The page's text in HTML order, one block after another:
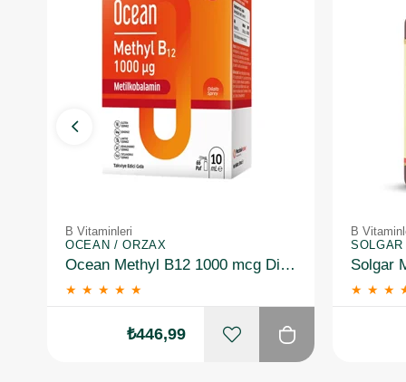
B Vitaminleri
OCEAN / ORZAX
Ocean Methyl B12 1000 mcg Dilaltı Sprey 10 ml
★ ★ ★ ★ ★
₺446,99
B
SOLGAR
★ ★ ★